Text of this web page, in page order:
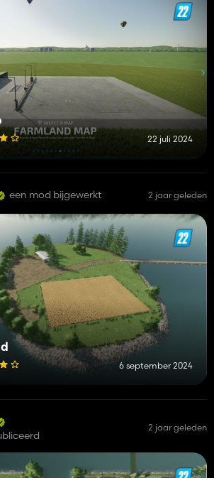
22 juli 2024
een mod bijgewerkt 2 jaar geleden
6 september 2024
2 jaar geleden